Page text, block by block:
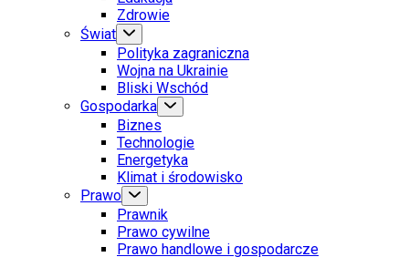
Zdrowie
Świat
Polityka zagraniczna
Wojna na Ukrainie
Bliski Wschód
Gospodarka
Biznes
Technologie
Energetyka
Klimat i środowisko
Prawo
Prawnik
Prawo cywilne
Prawo handlowe i gospodarcze